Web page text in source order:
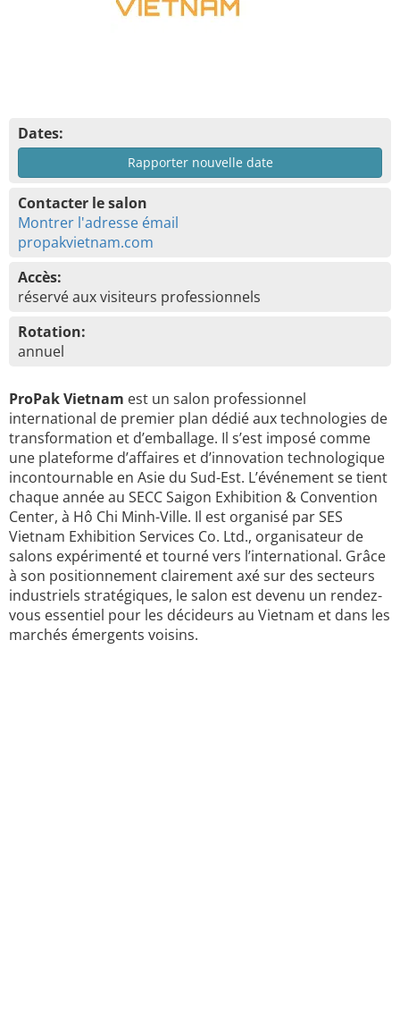
Dates:
Rapporter nouvelle date
Contacter le salon
Montrer l'adresse émail
propakvietnam.com
Accès:
réservé aux visiteurs professionnels
Rotation:
annuel
ProPak Vietnam est un salon professionnel
international de premier plan dédié aux technologies de
transformation et d’emballage. Il s’est imposé comme
une plateforme d’affaires et d’innovation technologique
incontournable en Asie du Sud-Est. L’événement se tient
chaque année au SECC Saigon Exhibition & Convention
Center, à Hô Chi Minh-Ville. Il est organisé par SES
Vietnam Exhibition Services Co. Ltd., organisateur de
salons expérimenté et tourné vers l’international. Grâce
à son positionnement clairement axé sur des secteurs
industriels stratégiques, le salon est devenu un rendez-
vous essentiel pour les décideurs au Vietnam et dans les
marchés émergents voisins.